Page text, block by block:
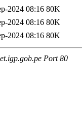
2024 08:16 80K
2024 08:16 80K
2024 08:16 80K
Port 80